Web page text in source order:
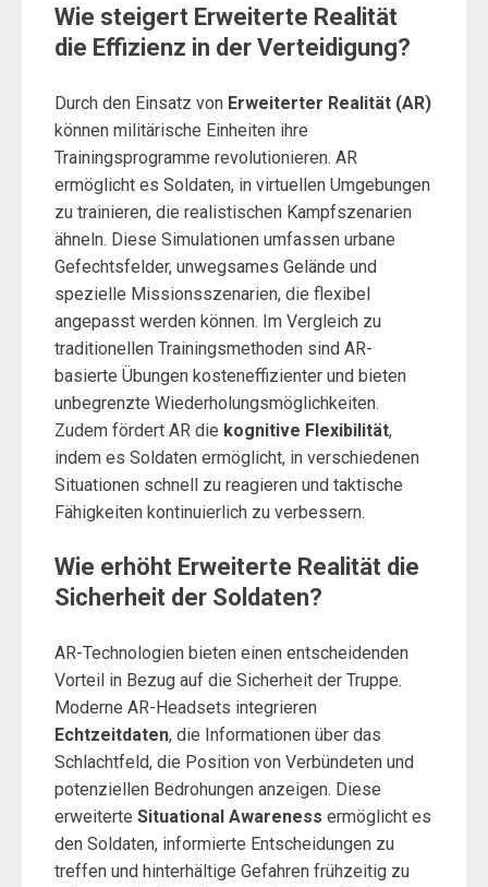
Wie steigert Erweiterte Realität
die Effizienz in der Verteidigung?
Durch den Einsatz von Erweiterter Realität (AR)
können militärische Einheiten ihre
Trainingsprogramme revolutionieren. AR
ermöglicht es Soldaten, in virtuellen Umgebungen
zu trainieren, die realistischen Kampfszenarien
ähneln. Diese Simulationen umfassen urbane
Gefechtsfelder, unwegsames Gelände und
spezielle Missionsszenarien, die flexibel
angepasst werden können. Im Vergleich zu
traditionellen Trainingsmethoden sind AR-
basierte Übungen kosteneffizienter und bieten
unbegrenzte Wiederholungsmöglichkeiten.
Zudem fördert AR die kognitive Flexibilität,
indem es Soldaten ermöglicht, in verschiedenen
Situationen schnell zu reagieren und taktische
Fähigkeiten kontinuierlich zu verbessern.
Wie erhöht Erweiterte Realität die
Sicherheit der Soldaten?
AR-Technologien bieten einen entscheidenden
Vorteil in Bezug auf die Sicherheit der Truppe.
Moderne AR-Headsets integrieren
Echtzeitdaten, die Informationen über das
Schlachtfeld, die Position von Verbündeten und
potenziellen Bedrohungen anzeigen. Diese
erweiterte Situational Awareness ermöglicht es
den Soldaten, informierte Entscheidungen zu
treffen und hinterhältige Gefahren frühzeitig zu